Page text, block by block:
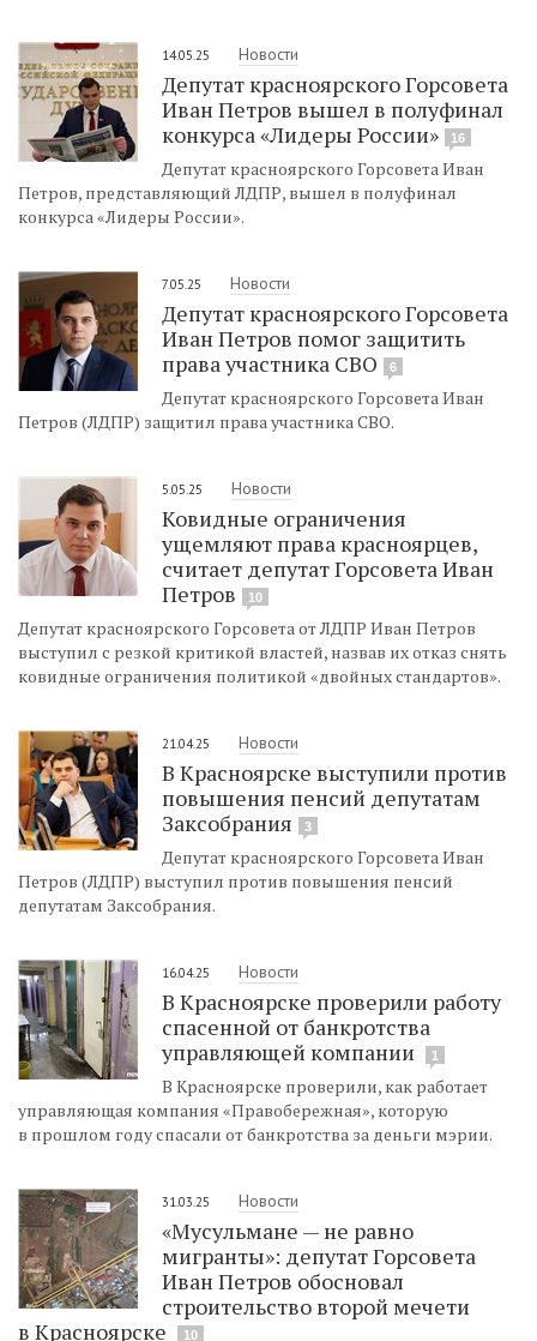
14.05.25 Новости
Депутат красноярского Горсовета
Иван Петров вышел в полуфинал
конкурса «Лидеры России»
16
Депутат красноярского Горсовета Иван
Петров, представляющий ЛДПР, вышел в полуфинал
конкурса «Лидеры России».
7.05.25 Новости
Депутат красноярского Горсовета
Иван Петров помог защитить
права участника СВО
6
Депутат красноярского Горсовета Иван
Петров (ЛДПР) защитил права участника СВО.
5.05.25 Новости
Ковидные ограничения
ущемляют права красноярцев,
считает депутат Горсовета Иван
Петров
10
Депутат красноярского Горсовета от ЛДПР Иван Петров
выступил с резкой критикой властей, назвав их отказ снять
ковидные ограничения политикой «двойных стандартов».
21.04.25 Новости
В Красноярске выступили против
повышения пенсий депутатам
Заксобрания
3
Депутат красноярского Горсовета Иван
Петров (ЛДПР) выступил против повышения пенсий
депутатам Заксобрания.
16.04.25 Новости
В Красноярске проверили работу
спасенной от банкротства
управляющей компании
1
В Красноярске проверили, как работает
управляющая компания «Правобережная», которую
в прошлом году спасали от банкротства за деньги мэрии.
31.03.25 Новости
«Мусульмане — не равно
мигранты»: депутат Горсовета
Иван Петров обосновал
строительство второй мечети
в Красноярске
10